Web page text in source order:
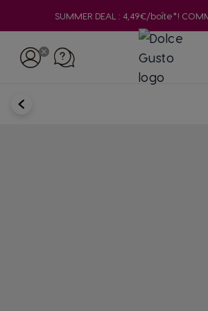
SUMMER DEAL : 4,49€/boîte*!
RETOUR